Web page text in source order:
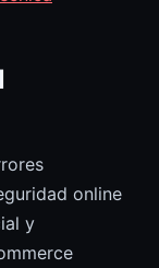
online
y